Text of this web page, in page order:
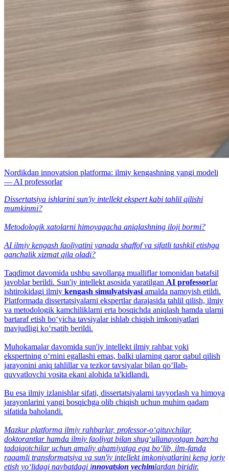
Nordikdan innovatsion platforma: ilmiy kengashning yangi modeli
— AI professorlar
Dissertatsiya ishlarini sun'iy intellekt ekspert kabi tahlil qilishi
mumkinmi?
Metodologik xatolarni himoyagacha aniqlashning iloji bormi?
AI ilmiy kengash faoliyatini yanada shaffof va sifatli tashkil etishga
qanchalik xizmat qila oladi?
Taqdimot davomida ushbu savollarga mualliflar tomonidan batafsil
javoblar berildi. Sun'iy intellekt asosida yaratilgan AI professorlar
ishtirokidagi ilmiy kengash simulyatsiyasi amalda namoyish etildi.
Platformada dissertatsiyalarni ekspertlar darajasida tahlil qilish, ilmiy
va metodologik kamchiliklarni erta bosqichda aniqlash hamda ularni
bartaraf etish bo‘yicha tavsiyalar ishlab chiqish imkoniyatlari
mavjudligi ko‘rsatib berildi.
Muhokamalar davomida sun'iy intellekt ilmiy rahbar yoki
ekspertning o‘rnini egallashi emas, balki ularning qaror qabul qilish
jarayonini aniq tahlillar va tezkor tavsiyalar bilan qo‘llab-
quvvatlovchi vosita ekani alohida ta'kidlandi.
Bu esa ilmiy izlanishlar sifati, dissertatsiyalarni tayyorlash va himoya
jarayonlarini yangi bosqichga olib chiqish uchun muhim qadam
sifatida baholandi.
Mazkur platforma ilmiy rahbarlar, professor-o‘qituvchilar,
doktorantlar hamda ilmiy faoliyat bilan shug‘ullanayotgan barcha
tadqiqotchilar uchun amaliy ahamiyatga ega bo‘lib, ilm-fanda
raqamli transformatsiya va sun'iy intellekt imkoniyatlarini keng joriy
etish yo‘lidagi navbatdagi innovatsion yechimlardan biridir.